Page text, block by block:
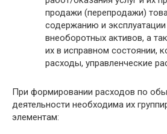
продажи (перепродажи)
содержанию и
внеоборотных активов, а
их в исправном состоянии,
расходы, управленческие
При формировании расходов по
деятельности необходима их
элементам: